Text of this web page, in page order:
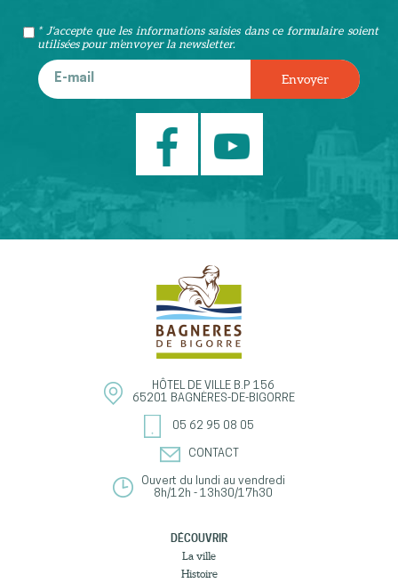
* J'accepte que les informations saisies dans ce formulaire soient
utilisées pour m’envoyer la newsletter.
HÔTEL DE VILLE B.P 156
65201 BAGNÈRES-DE-BIGORRE
05 62 95 08 05
CONTACT
Ouvert du lundi au vendredi
8h/12h - 13h30/17h30
DÉCOUVRIR
La ville
Histoire